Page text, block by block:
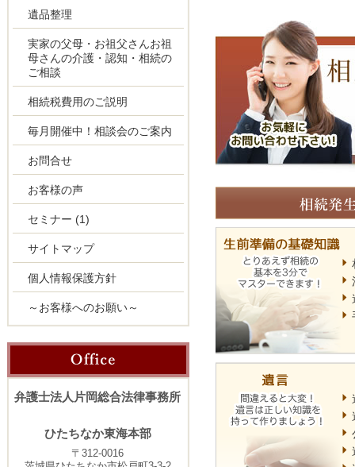
遺品整理
実家の父母・お祖父さんお祖
母さんの介護・認知・相続の
ご相談
相続税費用のご説明
毎月開催中！相談会のご案内
お問合せ
お客様の声
セミナー (1)
サイトマップ
個人情報保護方針
～お客様へのお願い～
弁護士法人片岡総合法律事務所
ひたちなか東海本部
〒312-0016